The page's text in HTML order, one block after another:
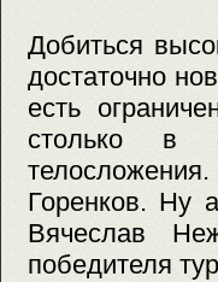
Добиться
достаточно
есть
столько в
Горенков. Ну
Вячеслав
победителя